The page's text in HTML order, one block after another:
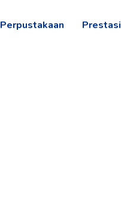
Perpustakaan Prestasi